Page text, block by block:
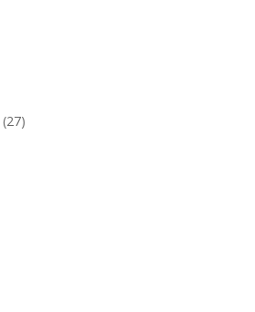
(27)